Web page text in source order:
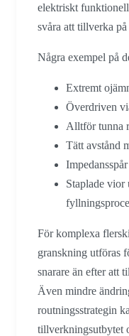
elektriskt
svåra att tillverka
Några exempel på
Extremt
Överdriven
Alltför tunna
Tätt avstånd
Staplade
För komplexa
granskning utföras
snarare än efter att
Även mindre
routningsstrategin
tillverkningsutbytet